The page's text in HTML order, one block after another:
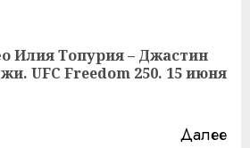
Илия Топурия – Джастин
UFC Freedom 250. 15 июня
Далее